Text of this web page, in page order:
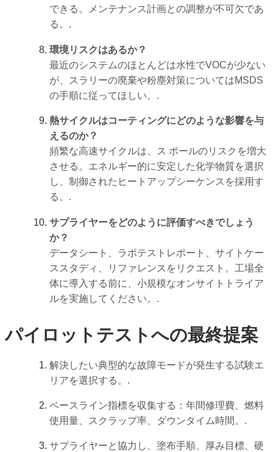
できる。メンテナンス計画との調整が不可欠であ
る。.
環境リスクはあるか？
最近のシステムのほとんどは水性でVOCが少ない
が、スラリーの廃棄や粉塵対策についてはMSDS
の手順に従ってほしい。.
熱サイクルはコーティングにどのような影響を与
えるのか？
頻繁な高速サイクルは、ス ポールのリスクを増大
させる。エネルギー的に安定した化学物質を選択
し、制御されたヒートアップシーケンスを採用す
る。.
サプライヤーをどのように評価すべきでしょう
か？
データシート、ラボテストレポート、サイトケー
ススタディ、リファレンスをリクエスト。工場全
体に導入する前に、小規模なオンサイトトライア
ルを実施してください。.
パイロットテストへの最終提案
解決したい典型的な故障モードが発生する試験エ
リアを選択する。.
ベースライン指標を収集する：年間修理費、燃料
使用量、スクラップ率、ダウンタイム時間。.
サプライヤーと協力し、塗布手順、厚み目標、硬